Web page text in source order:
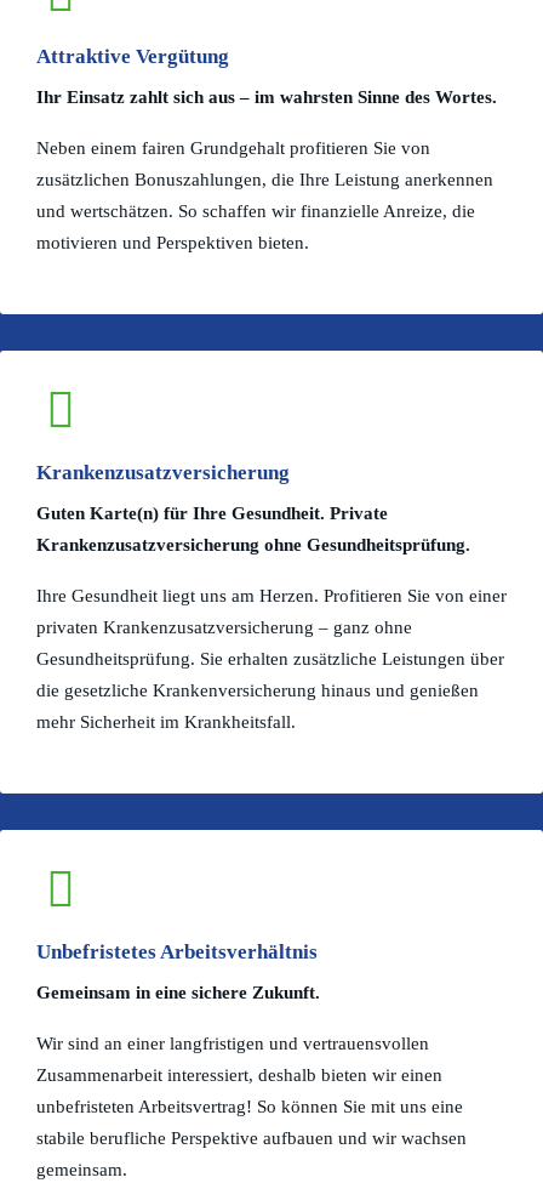
Attraktive Vergütung
Ihr Einsatz zahlt sich aus – im wahrsten Sinne des Wortes.
Neben einem fairen Grundgehalt profitieren Sie von
zusätzlichen Bonuszahlungen, die Ihre Leistung anerkennen
und wertschätzen. So schaffen wir finanzielle Anreize, die
motivieren und Perspektiven bieten.
Krankenzusatzversicherung
Guten Karte(n) für Ihre Gesundheit. Private
Krankenzusatzversicherung ohne Gesundheitsprüfung.
Ihre Gesundheit liegt uns am Herzen. Profitieren Sie von einer
privaten Krankenzusatzversicherung – ganz ohne
Gesundheitsprüfung. Sie erhalten zusätzliche Leistungen über
die gesetzliche Krankenversicherung hinaus und genießen
mehr Sicherheit im Krankheitsfall.
Unbefristetes Arbeitsverhältnis
Gemeinsam in eine sichere Zukunft.
Wir sind an einer langfristigen und vertrauensvollen
Zusammenarbeit interessiert, deshalb bieten wir einen
unbefristeten Arbeitsvertrag! So können Sie mit uns eine
stabile berufliche Perspektive aufbauen und wir wachsen
gemeinsam.